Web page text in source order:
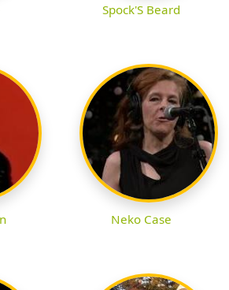
Spock'S Beard
Neko Case